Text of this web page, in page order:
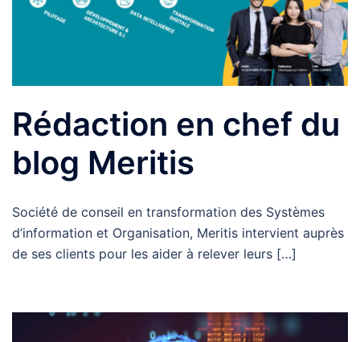
Rédaction en chef du
blog Meritis
Société de conseil en transformation des Systèmes
d’information et Organisation, Meritis intervient auprès
de ses clients pour les aider à relever leurs […]